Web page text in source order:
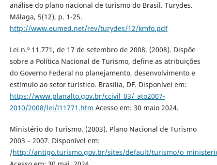
análise do plano nacional de turismo do Brasil. Turydes.
Málaga, 5(12), p. 1-25.
http://www.eumed.net/rev/turydes/12/kmfo.pdf
Lei n.º 11.771, de 17 de setembro de 2008. (2008). Dispõe
sobre a Política Nacional de Turismo, define as atribuições
do Governo Federal no planejamento, desenvolvimento e
estímulo ao setor turístico. Brasília, DF. Disponível em:
https://www.planalto.gov.br/ccivil_03/_ato2007-
2010/2008/lei/l11771.htm Acesso em: 30 maio 2024.
Ministério do Turismo. (2003). Plano Nacional de Turismo
2003 – 2007. Disponível em:
/http://antigo.turismo.gov.br/sites/default/turismo/